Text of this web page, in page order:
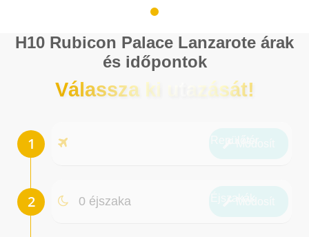
H10 Rubicon Palace Lanzarote árak
és időpontok
Válassza ki utazását!
0 éjszaka